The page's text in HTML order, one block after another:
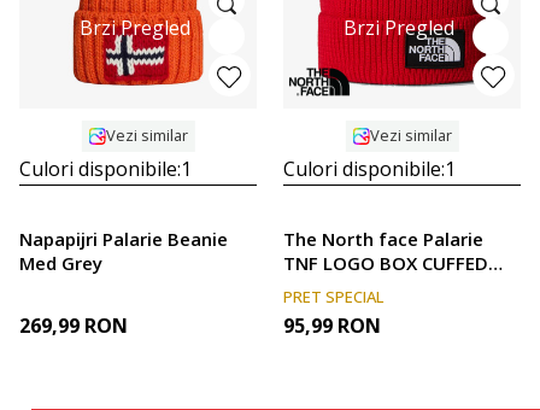
Brzi Pregled
Vezi similar
Culori disponibile:1
Napapijri Palarie Beanie
Med Grey
269,99 RON
Brzi Pregled
Vezi similar
Culori disponibile:1
The North face Palarie
TNF LOGO BOX CUFFED
BEANIE
PRET SPECIAL
95,99 RON